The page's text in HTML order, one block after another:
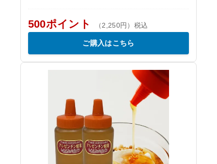
500ポイント （2,250円）税込
ご購入はこちら